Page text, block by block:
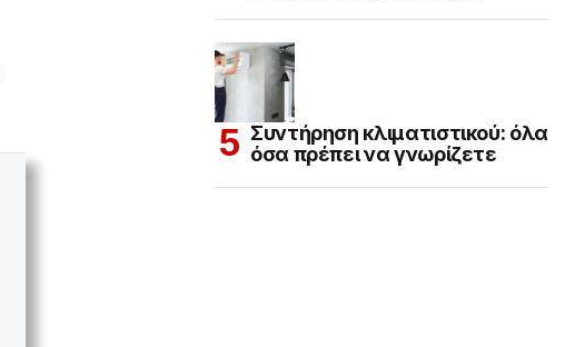
Συντήρηση κλιματιστικού: όλα
όσα πρέπει να γνωρίζετε